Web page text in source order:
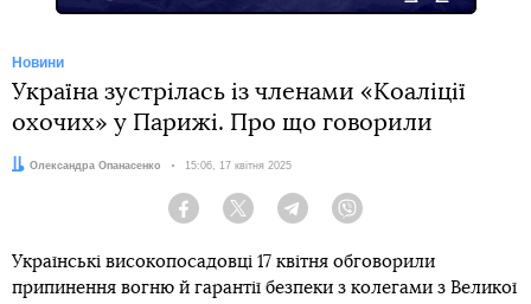
Новини
Україна зустрілась із членами «Коаліції
охочих» у Парижі. Про що говорили
Автор:
Олександра Опанасенко Дата:
15:06, 17 квітня 2025
Facebook Twitter Telegram
Українські високопосадовці 17 квітня обговорили
припинення вогню й гарантії безпеки з колегами з Великої